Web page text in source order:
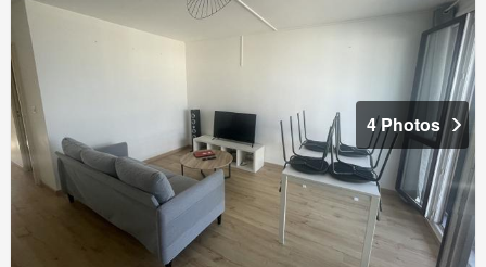
4 Photos